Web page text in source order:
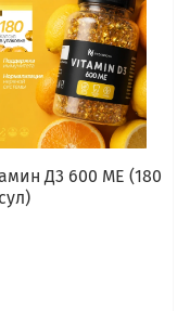
Д3 600 МЕ (180